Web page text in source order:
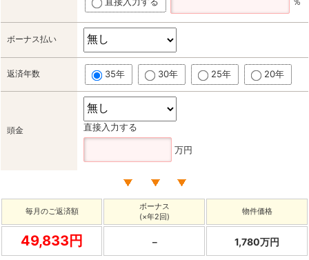
ボーナス払い
返済年数 35年 30年 25年 20年
頭金 直接入力する
万円
毎月のご返済額
ボーナス
(×年2回)
物件価格
49,833円 － 1,780万円